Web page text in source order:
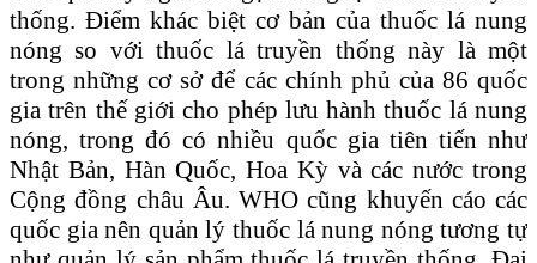
thống. Điểm khác biệt cơ bản của thuốc lá nung
nóng so với thuốc lá truyền thống này là một
trong những cơ sở để các chính phủ của 86 quốc
gia trên thế giới cho phép lưu hành thuốc lá nung
nóng, trong đó có nhiều quốc gia tiên tiến như
Nhật Bản, Hàn Quốc, Hoa Kỳ và các nước trong
Cộng đồng châu Âu. WHO cũng khuyến cáo các
quốc gia nên quản lý thuốc lá nung nóng tương tự